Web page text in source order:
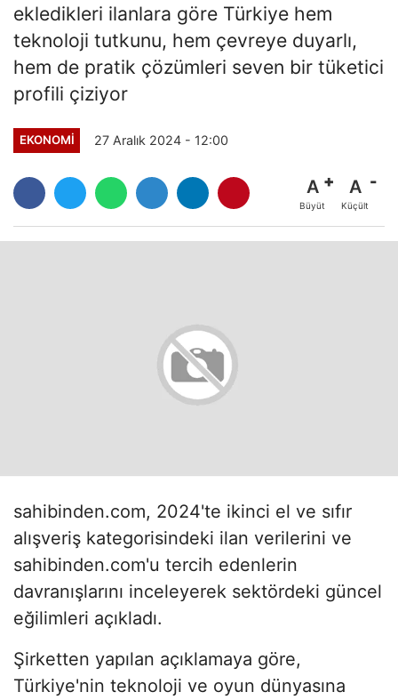
ekledikleri ilanlara göre Türkiye hem
teknoloji tutkunu, hem çevreye duyarlı,
hem de pratik çözümleri seven bir tüketici
profili çiziyor
EKONOMI 27 Aralık 2024 - 12:00
A
Büyüt
A
Küçült
sahibinden.com, 2024'te ikinci el ve sıfır
alışveriş kategorisindeki ilan verilerini ve
sahibinden.com'u tercih edenlerin
davranışlarını inceleyerek sektördeki güncel
eğilimleri açıkladı.
Şirketten yapılan açıklamaya göre,
Türkiye'nin teknoloji ve oyun dünyasına